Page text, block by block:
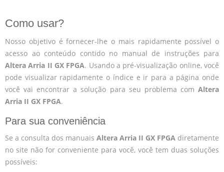
Como usar?
Nosso objetivo é fornecer-lhe o mais rapidamente possível o
acesso ao conteúdo contido no manual de instruções para
Altera Arria II GX FPGA. Usando a pré-visualização online, você
pode visualizar rapidamente o índice e ir para a página onde
você vai encontrar a solução para seu problema com Altera
Arria II GX FPGA.
Para sua conveniência
Se a consulta dos manuais Altera Arria II GX FPGA diretamente
no site não for conveniente para você, você tem duas soluções
possíveis: